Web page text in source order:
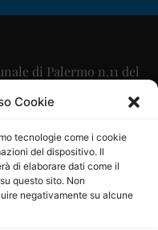
Cookie
tecnologie come i cookie
del dispositivo. Il
di elaborare dati come il
questo sito. Non
negativamente su alcune
di Palermo n.11 del
Scaglione
Calabrese